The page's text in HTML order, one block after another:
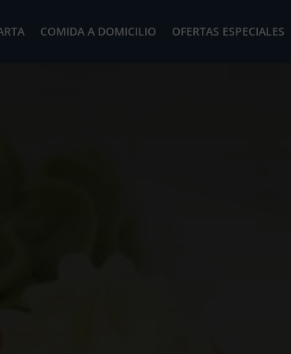
COMIDA A DOMICILIO OFERTAS ESPECIALES